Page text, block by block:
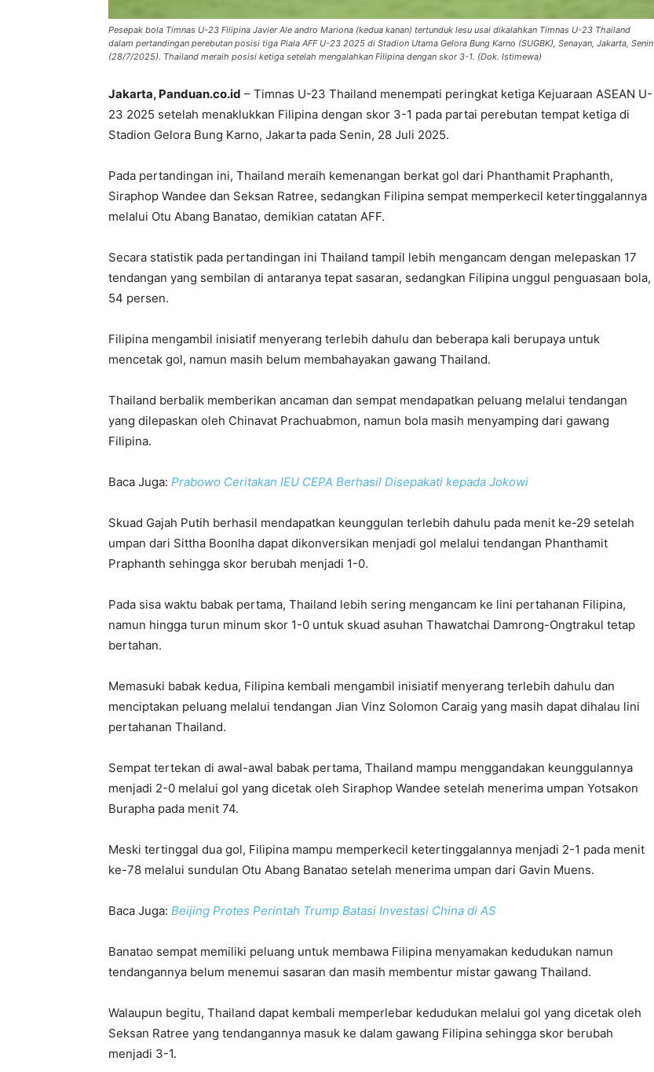
Pesepak bola Timnas U-23 Filipina Javier Ale andro Mariona (kedua kanan) tertunduk lesu usai dikalahkan Timnas U-23 Thailand
dalam pertandingan perebutan posisi tiga Piala AFF U-23 2025 di Stadion Utama Gelora Bung Karno (SUGBK), Senayan, Jakarta, Senin
(28/7/2025). Thailand meraih posisi ketiga setelah mengalahkan Filipina dengan skor 3-1. (Dok. Istimewa)
Jakarta, Panduan.co.id – Timnas U-23 Thailand menempati peringkat ketiga Kejuaraan ASEAN U-
23 2025 setelah menaklukkan Filipina dengan skor 3-1 pada partai perebutan tempat ketiga di
Stadion Gelora Bung Karno, Jakarta pada Senin, 28 Juli 2025.
Pada pertandingan ini, Thailand meraih kemenangan berkat gol dari Phanthamit Praphanth,
Siraphop Wandee dan Seksan Ratree, sedangkan Filipina sempat memperkecil ketertinggalannya
melalui Otu Abang Banatao, demikian catatan AFF.
Secara statistik pada pertandingan ini Thailand tampil lebih mengancam dengan melepaskan 17
tendangan yang sembilan di antaranya tepat sasaran, sedangkan Filipina unggul penguasaan bola,
54 persen.
Filipina mengambil inisiatif menyerang terlebih dahulu dan beberapa kali berupaya untuk
mencetak gol, namun masih belum membahayakan gawang Thailand.
Thailand berbalik memberikan ancaman dan sempat mendapatkan peluang melalui tendangan
yang dilepaskan oleh Chinavat Prachuabmon, namun bola masih menyamping dari gawang
Filipina.
Baca Juga: Prabowo Ceritakan IEU CEPA Berhasil Disepakati kepada Jokowi
Skuad Gajah Putih berhasil mendapatkan keunggulan terlebih dahulu pada menit ke-29 setelah
umpan dari Sittha Boonlha dapat dikonversikan menjadi gol melalui tendangan Phanthamit
Praphanth sehingga skor berubah menjadi 1-0.
Pada sisa waktu babak pertama, Thailand lebih sering mengancam ke lini pertahanan Filipina,
namun hingga turun minum skor 1-0 untuk skuad asuhan Thawatchai Damrong-Ongtrakul tetap
bertahan.
Memasuki babak kedua, Filipina kembali mengambil inisiatif menyerang terlebih dahulu dan
menciptakan peluang melalui tendangan Jian Vinz Solomon Caraig yang masih dapat dihalau lini
pertahanan Thailand.
Sempat tertekan di awal-awal babak pertama, Thailand mampu menggandakan keunggulannya
menjadi 2-0 melalui gol yang dicetak oleh Siraphop Wandee setelah menerima umpan Yotsakon
Burapha pada menit 74.
Meski tertinggal dua gol, Filipina mampu memperkecil ketertinggalannya menjadi 2-1 pada menit
ke-78 melalui sundulan Otu Abang Banatao setelah menerima umpan dari Gavin Muens.
Baca Juga: Beijing Protes Perintah Trump Batasi Investasi China di AS
Banatao sempat memiliki peluang untuk membawa Filipina menyamakan kedudukan namun
tendangannya belum menemui sasaran dan masih membentur mistar gawang Thailand.
Walaupun begitu, Thailand dapat kembali memperlebar kedudukan melalui gol yang dicetak oleh
Seksan Ratree yang tendangannya masuk ke dalam gawang Filipina sehingga skor berubah
menjadi 3-1.